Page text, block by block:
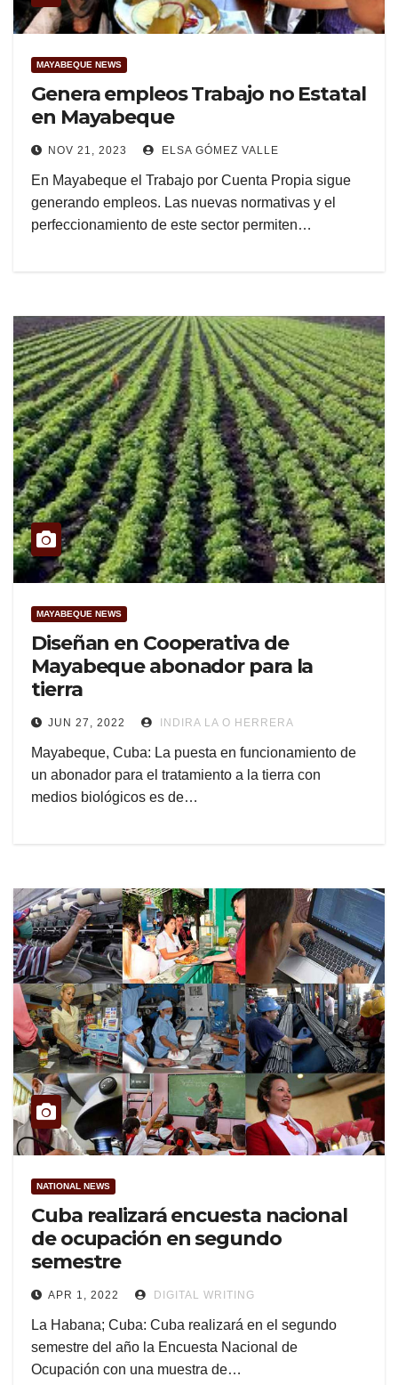
MAYABEQUE NEWS
Genera empleos Trabajo no Estatal
en Mayabeque
NOV 21, 2023 ELSA GÓMEZ VALLE
En Mayabeque el Trabajo por Cuenta Propia sigue
generando empleos. Las nuevas normativas y el
perfeccionamiento de este sector permiten…
MAYABEQUE NEWS
Diseñan en Cooperativa de
Mayabeque abonador para la
tierra
JUN 27, 2022 INDIRA LA O HERRERA
Mayabeque, Cuba: La puesta en funcionamiento de
un abonador para el tratamiento a la tierra con
medios biológicos es de…
NATIONAL NEWS
Cuba realizará encuesta nacional
de ocupación en segundo
semestre
APR 1, 2022 DIGITAL WRITING
La Habana; Cuba: Cuba realizará en el segundo
semestre del año la Encuesta Nacional de
Ocupación con una muestra de…